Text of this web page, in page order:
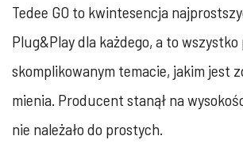
Tedee GO to kwintesencja
Plug&Play dla każdego, a to
skomplikowanym temacie, jakim jest
mienia. Producent stanął na
nie należało do prostych.